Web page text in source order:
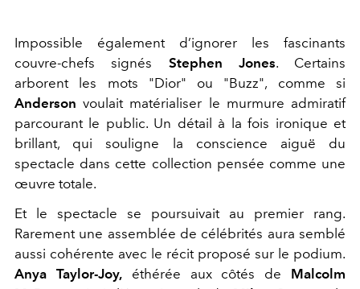
Impossible également d’ignorer les fascinants
couvre-chefs signés Stephen Jones. Certains
arborent les mots "Dior" ou "Buzz", comme si
Anderson voulait matérialiser le murmure admiratif
parcourant le public. Un détail à la fois ironique et
brillant, qui souligne la conscience aiguë du
spectacle dans cette collection pensée comme une
œuvre totale.
Et le spectacle se poursuivait au premier rang.
Rarement une assemblée de célébrités aura semblé
aussi cohérente avec le récit proposé sur le podium.
Anya Taylor-Joy,éthérée aux côtés de Malcolm